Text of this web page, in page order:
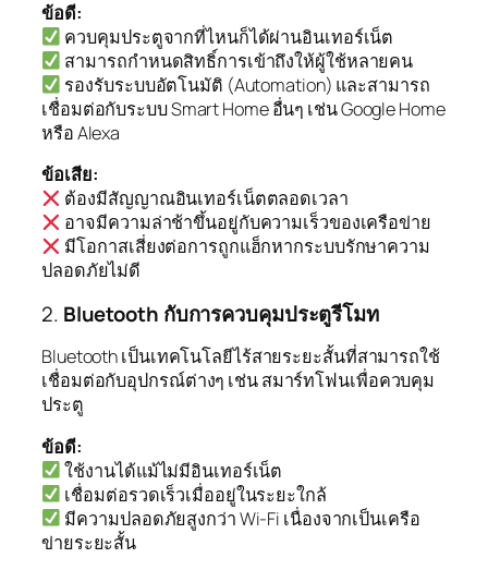
ข้อดี:
ควบคุมประตูจากที่ไหนก็ได้ผ่านอินเทอร์เน็ต
สามารถกำหนดสิทธิ์การเข้าถึงให้ผู้ใช้หลายคน
รองรับระบบอัตโนมัติ (Automation) และสามารถ
เชื่อมต่อกับระบบ Smart Home อื่นๆ เช่น Google Home
หรือ Alexa
ข้อเสีย:
ต้องมีสัญญาณอินเทอร์เน็ตตลอดเวลา
อาจมีความล่าช้าขึ้นอยู่กับความเร็วของเครือข่าย
มีโอกาสเสี่ยงต่อการถูกแฮ็กหากระบบรักษาความ
ปลอดภัยไม่ดี
2. Bluetooth กับการควบคุมประตูรีโมท
Bluetooth เป็นเทคโนโลยีไร้สายระยะสั้นที่สามารถใช้
เชื่อมต่อกับอุปกรณ์ต่างๆ เช่น สมาร์ทโฟนเพื่อควบคุม
ประตู
ข้อดี:
ใช้งานได้แม้ไม่มีอินเทอร์เน็ต
เชื่อมต่อรวดเร็วเมื่ออยู่ในระยะใกล้
มีความปลอดภัยสูงกว่า Wi-Fi เนื่องจากเป็นเครือ
ข่ายระยะสั้น